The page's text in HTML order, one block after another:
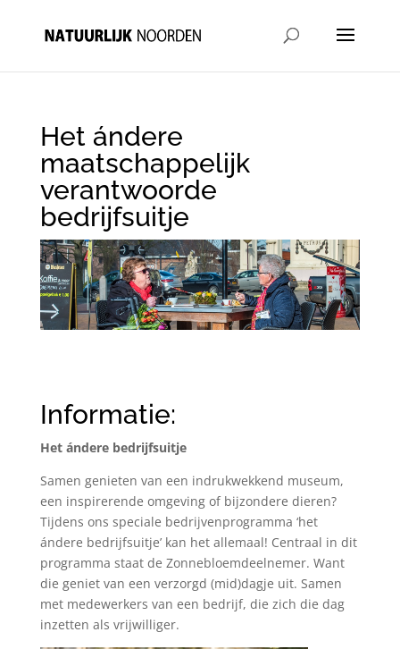
Het ándere
maatschappelijk
verantwoorde
bedrijfsuitje
Informatie:
Het ándere bedrijfsuitje
Samen genieten van een indrukwekkend museum,
een inspirerende omgeving of bijzondere dieren?
Tijdens ons speciale bedrijvenprogramma ‘het
ándere bedrijfsuitje’ kan het allemaal! Centraal in dit
programma staat de Zonnebloemdeelnemer. Want
die geniet van een verzorgd (mid)dagje uit. Samen
met medewerkers van een bedrijf, die zich die dag
inzetten als vrijwilliger.